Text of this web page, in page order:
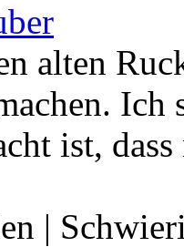
alten
Ich
ist,
|